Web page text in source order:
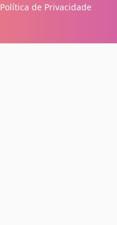
Política de Privacidade